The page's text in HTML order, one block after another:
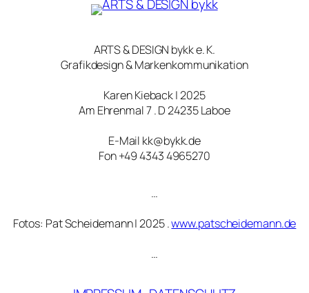
ARTS & DESIGN bykk e. K.
Grafikdesign & Markenkommunikation
Karen Kieback | 2025
Am Ehrenmal 7 . D 24235 Laboe
E-Mail kk@bykk.de
Fon +49 4343 4965270
…
Fotos: Pat Scheidemann | 2025 .www.patscheidemann.de
…